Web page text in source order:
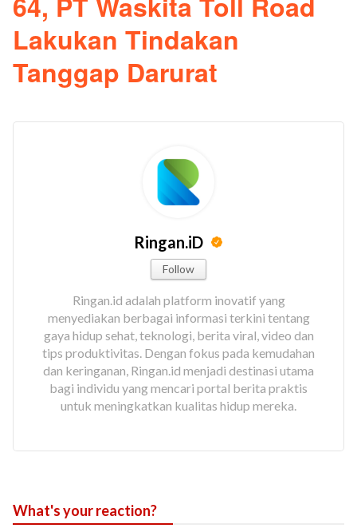
Lakukan Tindakan
Tanggap Darurat
Ringan.iD
Follow
Ringan.id adalah platform inovatif yang
menyediakan berbagai informasi terkini tentang
gaya hidup sehat, teknologi, berita viral, video dan
tips produktivitas. Dengan fokus pada kemudahan
dan keringanan, Ringan.id menjadi destinasi utama
bagi individu yang mencari portal berita praktis
untuk meningkatkan kualitas hidup mereka.
What's your reaction?